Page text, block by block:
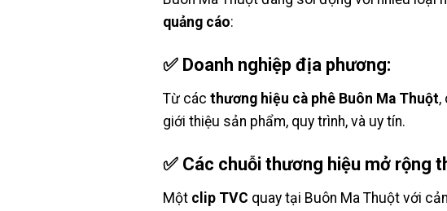
quảng cáo:
✅ Doanh nghiệp địa phương:
Từ các thương hiệu cà phê Buôn Ma Thuột,
giới thiệu sản phẩm, quy trình, và uy tín.
✅ Các chuỗi thương hiệu mở rộng
Một clip TVC quay tại Buôn Ma Thuột với